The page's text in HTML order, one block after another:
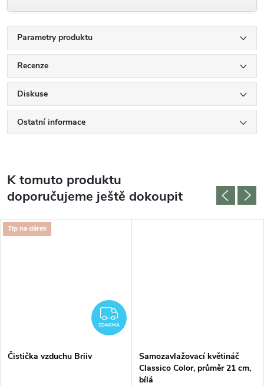
Parametry produktu
Recenze
Diskuse
Ostatní informace
K tomuto produktu
doporučujeme ještě dokoupit
Tip na dárek
ZDARMA
ZDARMA
Čistička vzduchu Briiv
Samozavlažovací květináč
Classico Color, průměr 21 cm,
bílá